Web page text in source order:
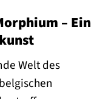
– Ein
Welt des